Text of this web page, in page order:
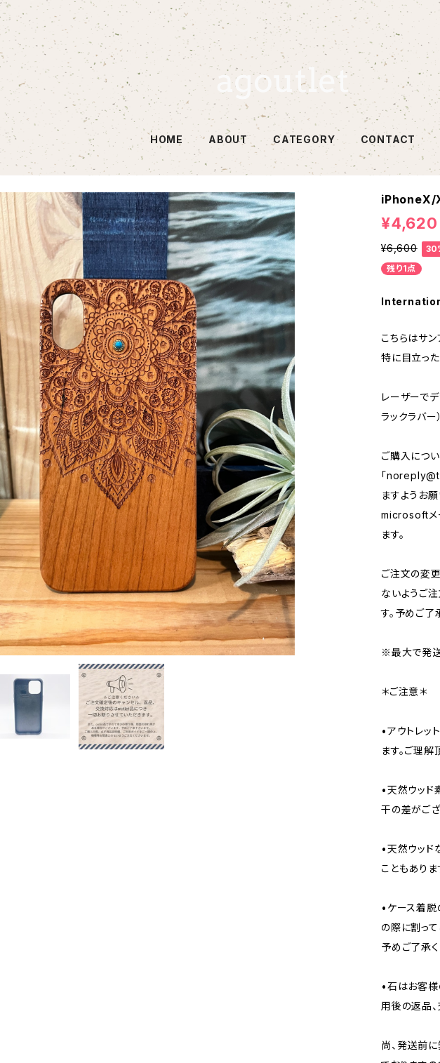
HOME ABOUT CATEGORY CONTACT
iPhoneX/
¥4,620
¥6,600
残り1点
こちらはサン
特に目立っ
レーザーで
ラックラバー
ご購入につ
「
ますようお
microsoftメ
ます。
ご注文の変
ないようご
す。予めご了
※最大で発
＊ご注意＊
•アウトレッ
ます。ご理
•天然ウッド
干の差がご
•天然ウッド
こともあり
•ケース着脱
の際に割っ
予めご了承
•石はお客様
用後の返品
尚、発送前